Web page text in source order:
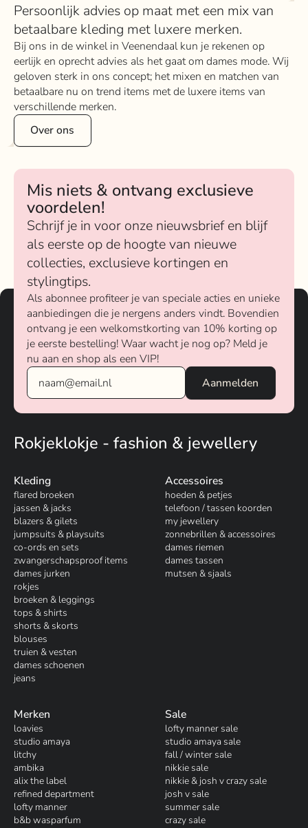
Persoonlijk advies op maat met een mix van
betaalbare kleding met luxere merken.
Bij ons in de winkel in Veenendaal kun je rekenen op
eerlijk en oprecht advies als het gaat om dames mode. Wij
geloven sterk in ons concept; het mixen en matchen van
betaalbare nu on trend items met de luxere items van
verschillende merken.
Over ons
Mis niets & ontvang exclusieve
voordelen!
Schrijf je in voor onze nieuwsbrief en blijf
als eerste op de hoogte van nieuwe
collecties, exclusieve kortingen en
stylingtips.
Als abonnee profiteer je van speciale acties en unieke
aanbiedingen die je nergens anders vindt. Bovendien
ontvang je een welkomstkorting van 10% korting op
je eerste bestelling! Waar wacht je nog op? Meld je
nu aan en shop als een VIP!
Rokjeklokje - fashion & jewellery
Kleding
flared broeken
jassen & jacks
blazers & gilets
jumpsuits & playsuits
co-ords en sets
zwangerschapsproof items
dames jurken
rokjes
broeken & leggings
tops & shirts
shorts & skorts
blouses
truien & vesten
dames schoenen
jeans
Accessoires
hoeden & petjes
telefoon / tassen koorden
my jewellery
zonnebrillen & accessoires
dames riemen
dames tassen
mutsen & sjaals
Merken
loavies
studio amaya
litchy
ambika
alix the label
refined department
lofty manner
b&b wasparfum
Sale
lofty manner sale
studio amaya sale
fall / winter sale
nikkie sale
nikkie & josh v crazy sale
josh v sale
summer sale
crazy sale